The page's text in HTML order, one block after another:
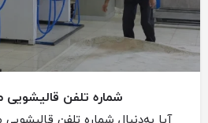
شماره تلفن قالیشویی